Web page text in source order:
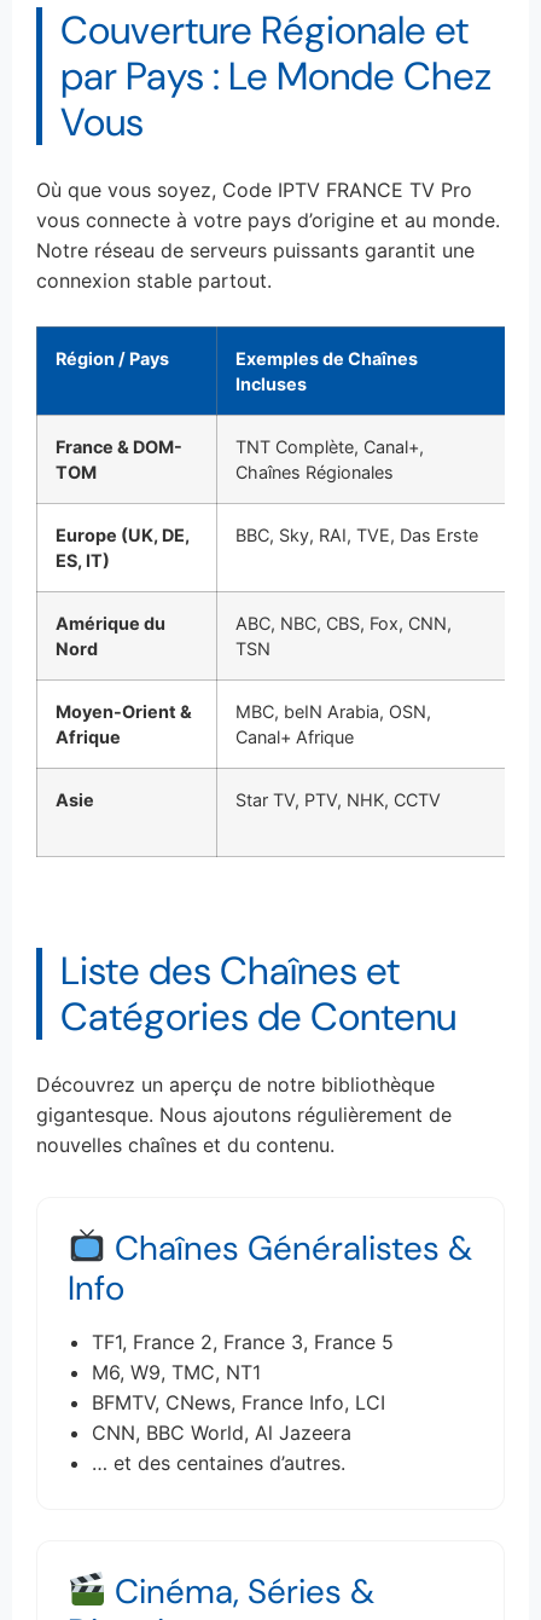
Couverture Régionale et
par Pays : Le Monde Chez
Vous
Où que vous soyez, Code IPTV FRANCE TV Pro
vous connecte à votre pays d’origine et au monde.
Notre réseau de serveurs puissants garantit une
connexion stable partout.
Région / Pays
Exemples de Chaînes
Incluses
France & DOM-
TOM
TNT Complète, Canal+,
Chaînes Régionales
Europe (UK, DE,
ES, IT)
BBC, Sky, RAI, TVE, Das Erste
Amérique du
Nord
ABC, NBC, CBS, Fox, CNN,
TSN
Moyen-Orient &
Afrique
MBC, beIN Arabia, OSN,
Canal+ Afrique
Asie Star TV, PTV, NHK, CCTV
Liste des Chaînes et
Catégories de Contenu
Découvrez un aperçu de notre bibliothèque
gigantesque. Nous ajoutons régulièrement de
nouvelles chaînes et du contenu.
Chaînes Généralistes &
Info
TF1, France 2, France 3, France 5
M6, W9, TMC, NT1
BFMTV, CNews, France Info, LCI
CNN, BBC World, Al Jazeera
… et des centaines d’autres.
Cinéma, Séries &